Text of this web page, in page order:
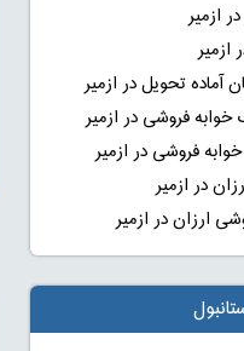
ازمیر
ازمیر
آماده تحویل در ازمیر
خوابه فروشی در ازمیر
فروشی در ازمیر
در ازمیر
ارزان در ازمیر